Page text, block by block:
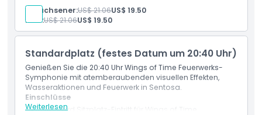
Premium-Zuschauerplatz für die Vorstellung um
20:40 Uhr
Nahe Perspektive der verbesserten Effekte
Abendvorführung mit aufgerüsteter pyrotechnischer
Vorgegebene Sitzplätze in der Nähe der Hauptbühne
Unvergesslicher Abschluss Ihres Tages auf Sentosa
Erwachsener:US$ 21.06US$ 19.50
Kind:US$ 21.06US$ 19.50
Standardplatz (festes Datum um 20:40 Uhr)
Genießen Sie die 20:40 Uhr Wings of Time Feuerwerks-
Symphonie mit atemberaubenden visuellen Effekten,
Wasseraktionen und Feuerwerk in Sentosa.
Weiterlesen
Einschlüsse
Standard Sitzplatz-Eintritt für Wings of Time